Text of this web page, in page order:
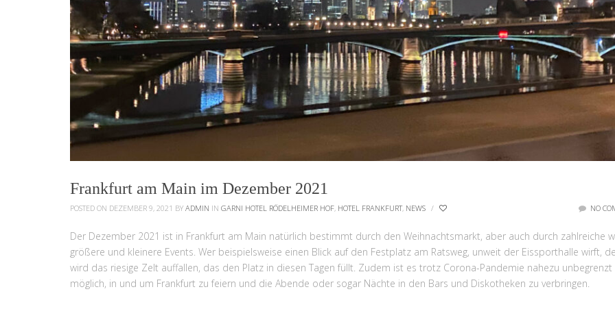
Frankfurt am Main im Dezember 2021
POSTED ON DEZEMBER 9, 2021 BY ADMIN IN GARNI HOTEL RÖDELHEIMER HOF, HOTEL FRANKFURT, NEWS / NO
Der Dezember 2021 ist in Frankfurt am Main natürlich bestimmt durch den Weihnachtsmarkt, aber auch durch zahlreiche
größere und kleinere Events. Wer beispielsweise einen Blick auf den Festplatz am Ratsweg, unweit der Eissporthalle wirft,
wird das riesige Zelt auffallen, das den Platz in diesen Tagen füllt. Zudem ist es trotz Corona-Pandemie nahezu unbegrenzt
möglich, in und um Frankfurt zu feiern und die Abende oder sogar Nächte in den Bars und Diskotheken zu verbringen.